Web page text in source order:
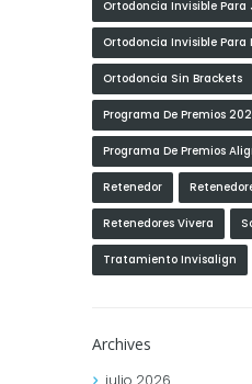
Ortodoncia Invisible Para
Ortodoncia Invisible Para
Ortodoncia Sin Brackets
Programa De Premios
Programa De Premios
Retenedor
Retenedores Vivera
Tratamiento Invisalign
Archives